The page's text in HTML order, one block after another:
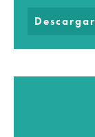
Descargar